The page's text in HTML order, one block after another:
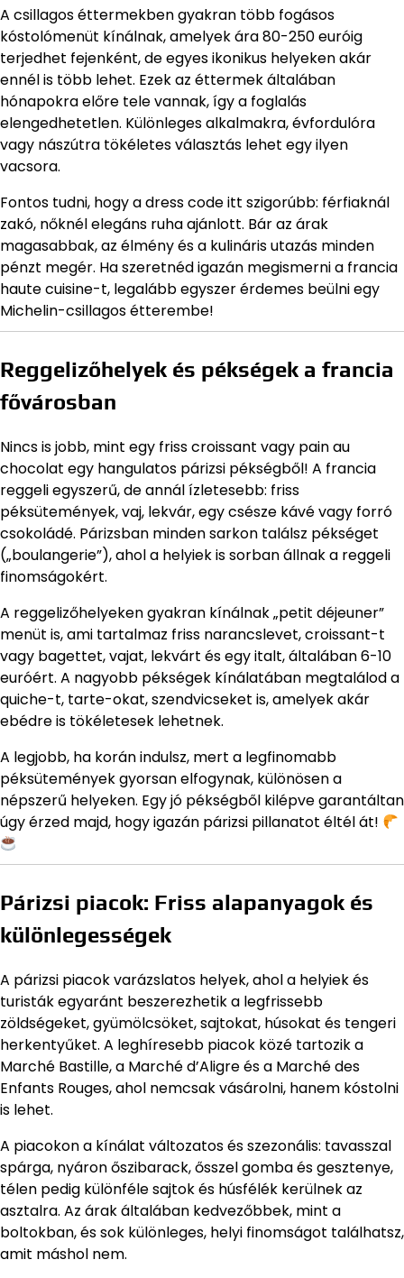
A csillagos éttermekben gyakran több fogásos
kóstolómenüt kínálnak, amelyek ára 80-250 euróig
terjedhet fejenként, de egyes ikonikus helyeken akár
ennél is több lehet. Ezek az éttermek általában
hónapokra előre tele vannak, így a foglalás
elengedhetetlen. Különleges alkalmakra, évfordulóra
vagy nászútra tökéletes választás lehet egy ilyen
vacsora.
Fontos tudni, hogy a dress code itt szigorúbb: férfiaknál
zakó, nőknél elegáns ruha ajánlott. Bár az árak
magasabbak, az élmény és a kulináris utazás minden
pénzt megér. Ha szeretnéd igazán megismerni a francia
haute cuisine-t, legalább egyszer érdemes beülni egy
Michelin-csillagos étterembe!
Reggelizőhelyek és pékségek a francia
fővárosban
Nincs is jobb, mint egy friss croissant vagy pain au
chocolat egy hangulatos párizsi pékségből! A francia
reggeli egyszerű, de annál ízletesebb: friss
péksütemények, vaj, lekvár, egy csésze kávé vagy forró
csokoládé. Párizsban minden sarkon találsz pékséget
(„boulangerie”), ahol a helyiek is sorban állnak a reggeli
finomságokért.
A reggelizőhelyeken gyakran kínálnak „petit déjeuner”
menüt is, ami tartalmaz friss narancslevet, croissant-t
vagy bagettet, vajat, lekvárt és egy italt, általában 6-10
euróért. A nagyobb pékségek kínálatában megtalálod a
quiche-t, tarte-okat, szendvicseket is, amelyek akár
ebédre is tökéletesek lehetnek.
A legjobb, ha korán indulsz, mert a legfinomabb
péksütemények gyorsan elfogynak, különösen a
népszerű helyeken. Egy jó pékségből kilépve garantáltan
úgy érzed majd, hogy igazán párizsi pillanatot éltél át!
Párizsi piacok: Friss alapanyagok és
különlegességek
A párizsi piacok varázslatos helyek, ahol a helyiek és
turisták egyaránt beszerezhetik a legfrissebb
zöldségeket, gyümölcsöket, sajtokat, húsokat és tengeri
herkentyűket. A leghíresebb piacok közé tartozik a
Marché Bastille, a Marché d’Aligre és a Marché des
Enfants Rouges, ahol nemcsak vásárolni, hanem kóstolni
is lehet.
A piacokon a kínálat változatos és szezonális: tavasszal
spárga, nyáron őszibarack, ősszel gomba és gesztenye,
télen pedig különféle sajtok és húsfélék kerülnek az
asztalra. Az árak általában kedvezőbbek, mint a
boltokban, és sok különleges, helyi finomságot találhatsz,
amit máshol nem.